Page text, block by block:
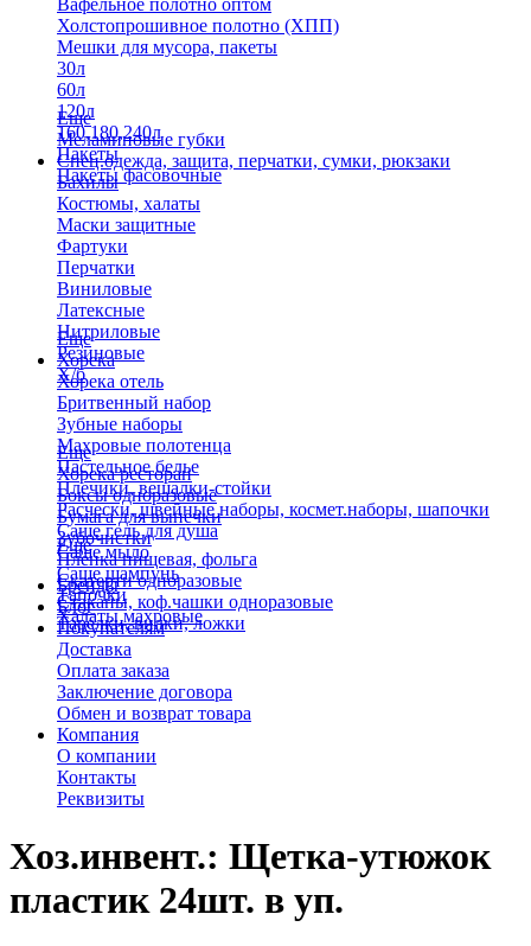
Вафельное полотно оптом
Холстопрошивное полотно (ХПП)
Мешки для мусора, пакеты
30л
60л
120л
160,180,240л
Пакеты
Пакеты фасовочные
Еще
Меламиновые губки
Спец.одежда, защита, перчатки, сумки, рюкзаки
Бахилы
Костюмы, халаты
Маски защитные
Фартуки
Перчатки
Виниловые
Латексные
Нитриловые
Резиновые
Х/б
Еще
Хорека
Хорека отель
Бритвенный набор
Зубные наборы
Махровые полотенца
Пастельное белье
Плечики, вешалки-стойки
Расчески, швейные наборы, космет.наборы, шапочки
Саше гель для душа
Саше мыло
Саше шампунь
Тапочки
Халаты махровые
Еще
Хорека ресторан
Боксы одноразовые
Бумага для выпечки
Зубочистки
Пленка пищевая, фольга
Скатерти одноразовые
Стаканы, коф.чашки одноразовые
Тарелки, вилки, ложки
Еще
Бренды
Блог
Покупателям
Доставка
Оплата заказа
Заключение договора
Обмен и возврат товара
Компания
О компании
Контакты
Реквизиты
Хоз.инвент.: Щетка-утюжок
пластик 24шт. в уп.